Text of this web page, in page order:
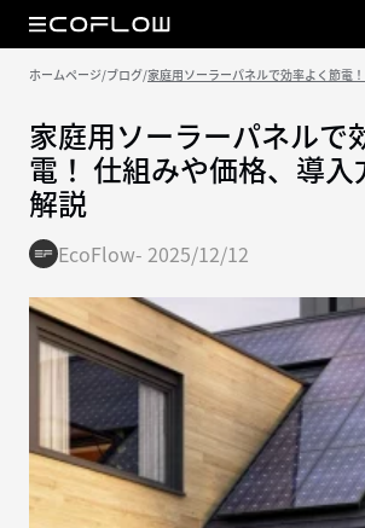
ホームページ/ブログ/家庭用ソーラーパネルで効率よく節電
家庭用ソーラーパネルで
電！ 仕組みや価格、導
解説
EcoFlow- 2025/12/12